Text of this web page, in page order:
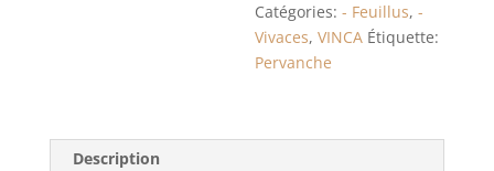
Catégories:- Feuillus,-
Vivaces,VINCA Étiquette:
Pervanche
Description